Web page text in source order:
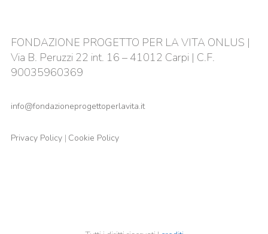
FONDAZIONE PROGETTO PER LA VITA ONLUS |
Via B. Peruzzi 22 int. 16 – 41012 Carpi | C.F.
90035960369
info@fondazioneprogettoperlavita.it
Privacy Policy | Cookie Policy